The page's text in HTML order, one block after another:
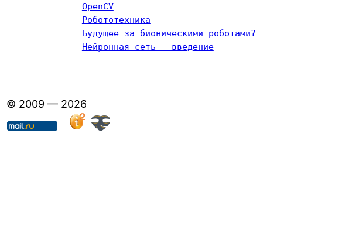
OpenCV
Робототехника
Будущее за бионическими роботами?
Нейронная сеть - введение
© 2009 — 2026